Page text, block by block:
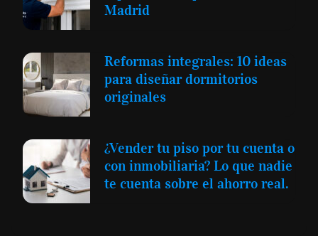
Madrid
Reformas integrales: 10 ideas
para diseñar dormitorios
originales
¿Vender tu piso por tu cuenta o
con inmobiliaria? Lo que nadie
te cuenta sobre el ahorro real.